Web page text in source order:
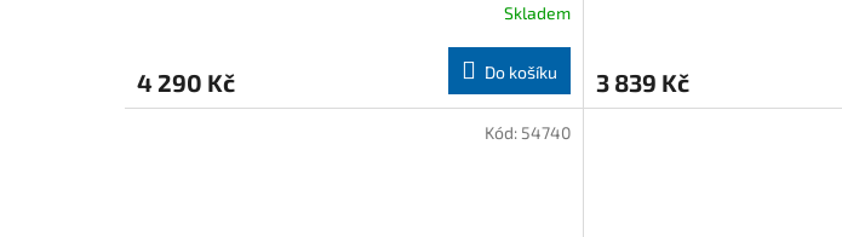
Skladem
4 290 Kč Do košíku 3 839 Kč
Kód: 54740